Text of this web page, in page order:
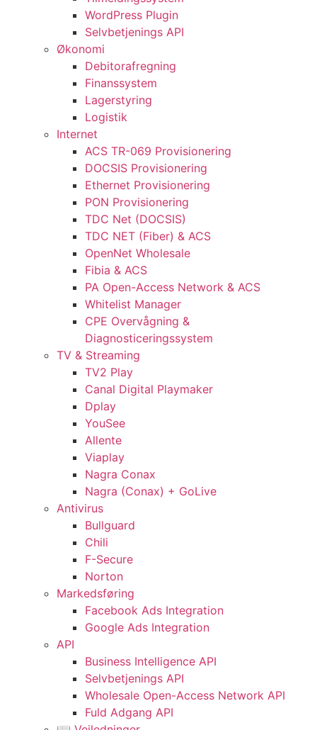
WordPress Plugin
Selvbetjenings API
Økonomi
Debitorafregning
Finanssystem
Lagerstyring
Logistik
Internet
ACS TR-069 Provisionering
DOCSIS Provisionering
Ethernet Provisionering
PON Provisionering
TDC Net (DOCSIS)
TDC NET (Fiber) & ACS
OpenNet Wholesale
Fibia & ACS
PA Open-Access Network & ACS
Whitelist Manager
CPE Overvågning &
Diagnosticeringssystem
TV & Streaming
TV2 Play
Canal Digital Playmaker
Dplay
YouSee
Allente
Viaplay
Nagra Conax
Nagra (Conax) + GoLive
Antivirus
Bullguard
Chili
F-Secure
Norton
Markedsføring
Facebook Ads Integration
Google Ads Integration
API
Business Intelligence API
Selvbetjenings API
Wholesale Open-Access Network API
Fuld Adgang API